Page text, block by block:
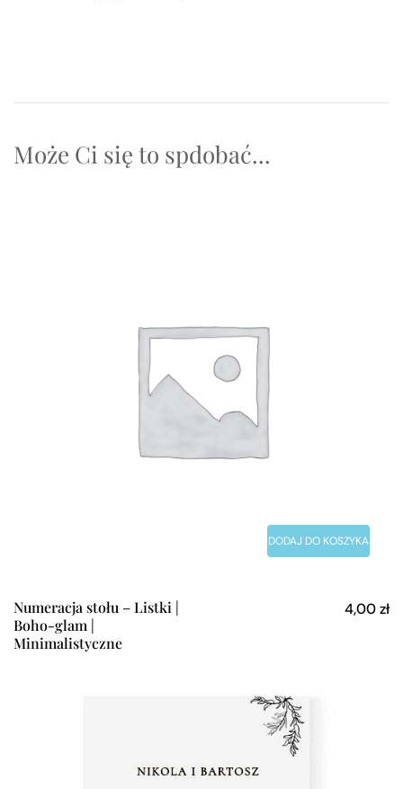
Może Ci się to spdobać...
DODAJ DO KOSZYKA
Numeracja stołu – Listki |
Boho-glam |
Minimalistyczne
4,00zł